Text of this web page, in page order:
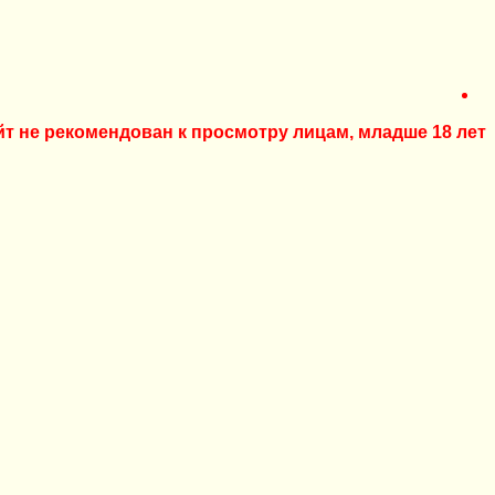
не рекомендован к просмотру лицам, младше 18 лет